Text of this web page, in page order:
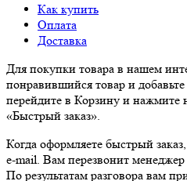
Как купить
Оплата
Доставка
Для покупки товара в нашем
понравившийся товар и
перейдите в Корзину и нажмите
«Быстрый заказ».
Когда оформляете быстрый
e-mail. Вам перезвонит менеджер
По результатам разговора вам